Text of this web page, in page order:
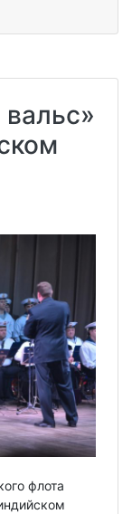
флота